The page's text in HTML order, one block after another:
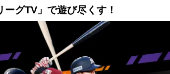
ーグTV」で遊び尽くす！